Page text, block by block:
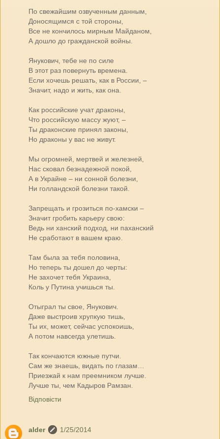
По свежайшим озвученным данным,
Доносящимся с той стороны,
Все не кончилось мирным Майданом,
А дошло до гражданской войны.
Янукович, тебе не по силе
В этот раз повернуть времена.
Если хочешь решать, как в России, –
Значит, надо и жить, как она.
Как российские учат драконы,
Что российскую массу жуют, –
Ты драконские принял законы,
Но драконы у вас не живут.
Мы огромней, мертвей и железней,
Нас сковал безнадежной покой,
А в Украйне – ни сонной болезни,
Ни голландской болезни такой.
Запрещать и грозиться по-хамски –
Значит гробить карьеру свою:
Ведь ни ханский подход, ни паханский
Не сработают в вашем краю.
Там была за тебя половина,
Но теперь ты дошел до черты:
Не захочет тебя Украина,
Коль у Путина учишься ты.
Отыграл ты свое, Янукович.
Даже выстроив хрупкую тишь,
Ты их, может, сейчас успокоишь,
А потом навсегда улетишь.
Так кончаются южные путчи.
Сам же знаешь, видать по глазам…
Приезжай к нам преемником лучше.
Лучше ты, чем Кадыров Рамзан.
Відповісти
alder
1/25/2014